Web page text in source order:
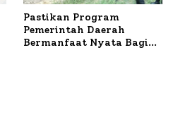
Pastikan Program
Pemerintah Daerah
Bermanfaat Nyata Bagi